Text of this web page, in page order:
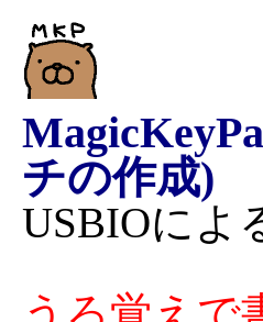
チの作成)
USBIOによ